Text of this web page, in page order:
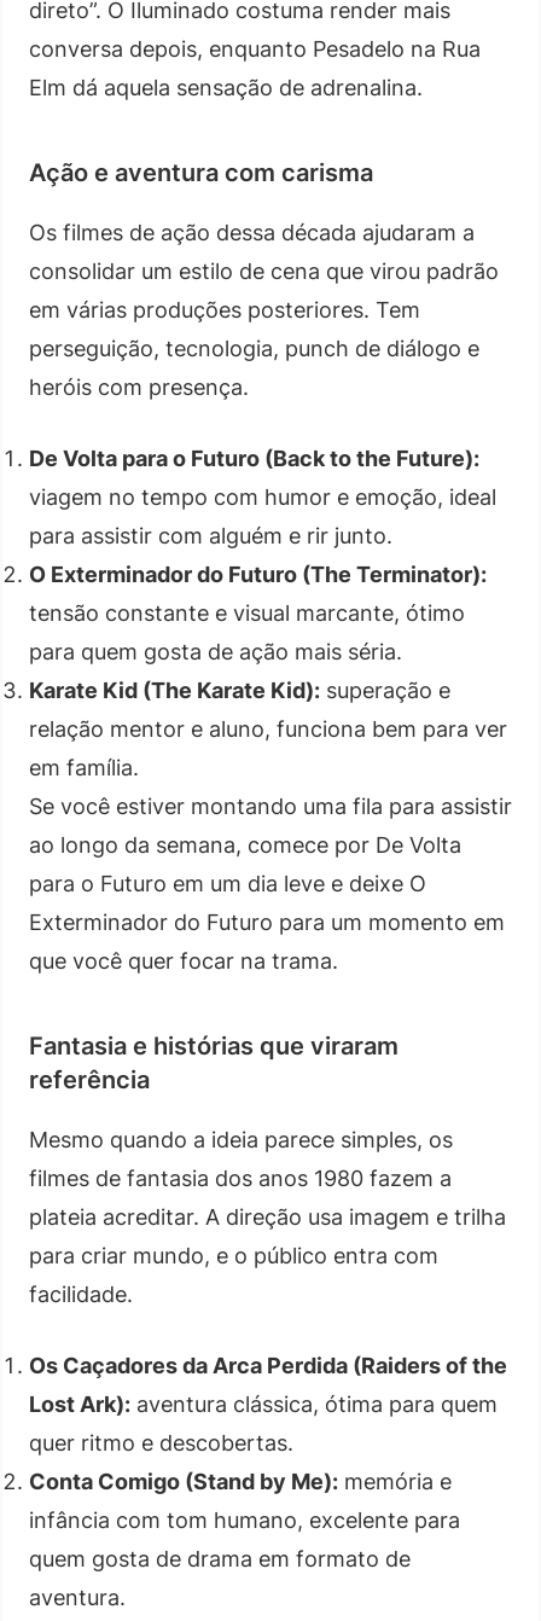
direto”. O Iluminado costuma render mais
conversa depois, enquanto Pesadelo na Rua
Elm dá aquela sensação de adrenalina.
Ação e aventura com carisma
Os filmes de ação dessa década ajudaram a
consolidar um estilo de cena que virou padrão
em várias produções posteriores. Tem
perseguição, tecnologia, punch de diálogo e
heróis com presença.
De Volta para o Futuro (Back to the Future):
viagem no tempo com humor e emoção, ideal
para assistir com alguém e rir junto.
O Exterminador do Futuro (The Terminator):
tensão constante e visual marcante, ótimo
para quem gosta de ação mais séria.
Karate Kid (The Karate Kid): superação e
relação mentor e aluno, funciona bem para ver
em família.
Se você estiver montando uma fila para assistir
ao longo da semana, comece por De Volta
para o Futuro em um dia leve e deixe O
Exterminador do Futuro para um momento em
que você quer focar na trama.
Fantasia e histórias que viraram
referência
Mesmo quando a ideia parece simples, os
filmes de fantasia dos anos 1980 fazem a
plateia acreditar. A direção usa imagem e trilha
para criar mundo, e o público entra com
facilidade.
Os Caçadores da Arca Perdida (Raiders of the
Lost Ark): aventura clássica, ótima para quem
quer ritmo e descobertas.
Conta Comigo (Stand by Me): memória e
infância com tom humano, excelente para
quem gosta de drama em formato de
aventura.